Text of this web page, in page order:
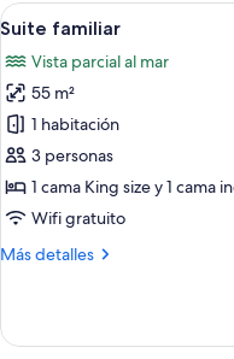
Ver
todas
las
fotos
de
Suite
familiar
4
Suite familiar
Vista parcial al mar
55 m²
1 habitación
3 personas
1 cama King size y 1 cama
Wifi gratuito
Más detalles
Más
familiar